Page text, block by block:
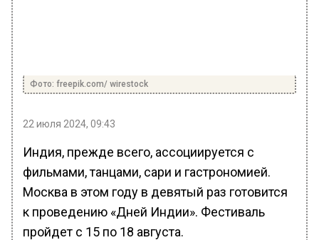
Фото: freepik.com/ wirestock
22 июля 2024, 09:43
Индия, прежде всего, ассоциируется с
фильмами, танцами, сари и гастрономией.
Москва в этом году в девятый раз готовится
к проведению «Дней Индии». Фестиваль
пройдет с 15 по 18 августа.